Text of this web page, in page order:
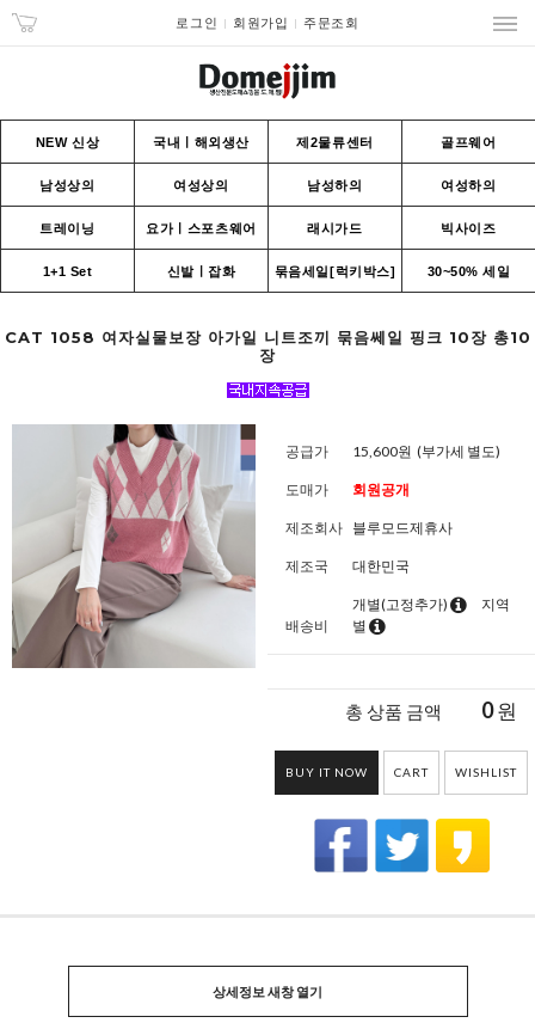
로그인 회원가입 주문조회
NEW 신상 국내ㅣ해외생산 제2물류센터 골프웨어
남성상의 여성상의 남성하의 여성하의
트레이닝 요가ㅣ스포츠웨어 래시가드 빅사이즈
1+1 Set 신발ㅣ잡화 묶음세일[럭키박스] 30~50% 세일
CAT 1058 여자실물보장 아가일 니트조끼 묶음쎄일 핑크 10장 총10
장
공급가 15,600원 (부가세 별도)
도매가 회원공개
제조회사 블루모드제휴사
제조국 대한민국
배송비
개별(고정추가)
지역
별
총 상품 금액 0원
BUY IT NOW CART WISHLIST
상세정보 새창 열기